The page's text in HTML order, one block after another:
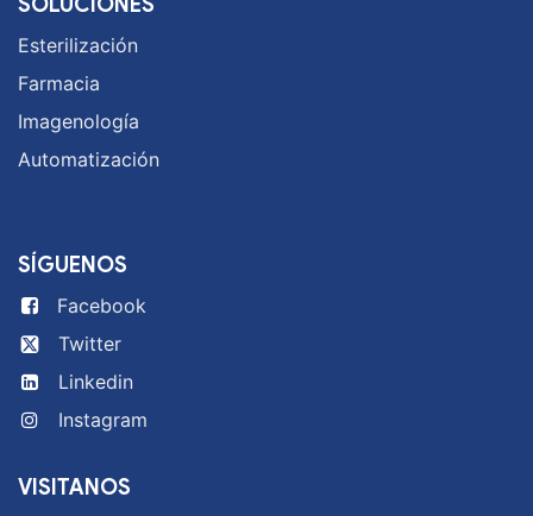
MENÚ
Inicio
Soluciones
Blog
SOLUCIONES
Esterilización
Farmacia
Imagenología
Automatización